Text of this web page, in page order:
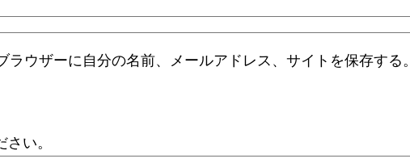
ウザーに自分の名前、メールアドレス、サイトを保存する。
い。